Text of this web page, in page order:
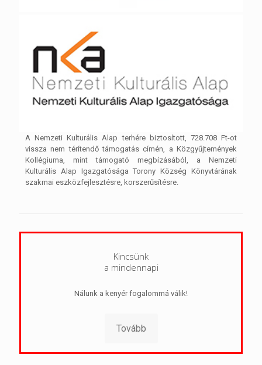
A Nemzeti Kulturális Alap terhére biztosított, 728.708 Ft-ot
vissza nem térítendő támogatás címén, a Közgyűjtemények
Kollégiuma, mint támogató megbízásából, a Nemzeti
Kulturális Alap Igazgatósága Torony Község Könyvtárának
szakmai eszközfejlesztésre, korszerűsítésre.
Kincsünk
a mindennapi
Nálunk a kenyér fogalommá válik!
Tovább